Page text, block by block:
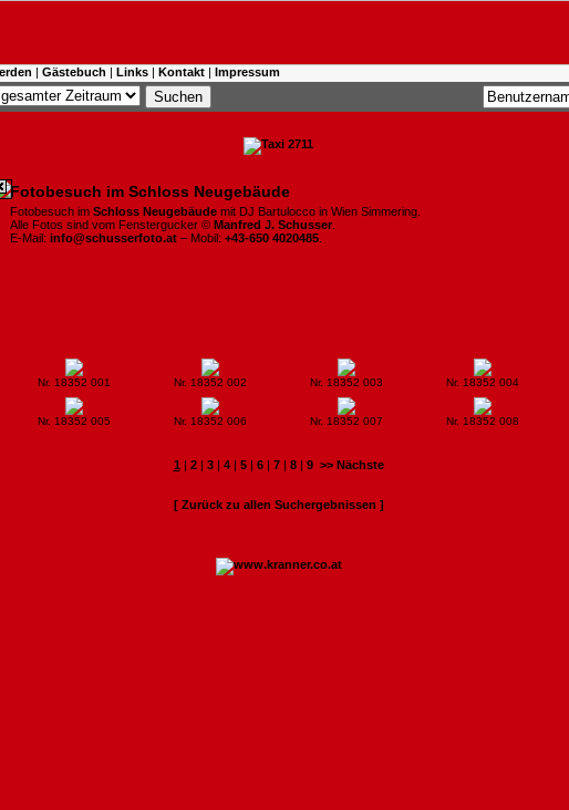
| Gästebuch | Links | Kontakt | Impressum
Fotobesuch im Schloss Neugebäude
Fotobesuch im Schloss Neugebäude mit DJ Bartulocco in Wien Simmering.
Alle Fotos sind vom Fenstergucker © Manfred J. Schusser
E-Mail: info@schusserfoto.at – Mobil: +43-650 4020485
Nr. 18352 001 Nr. 18352 002 Nr. 18352 003 Nr. 18352 004
Nr. 18352 005 Nr. 18352 006 Nr. 18352 007 Nr. 18352 008
1 | 2| 3| 4| 5| 6| 7| 8| 9 >> Nächste
[ Zurück zu allen Suchergebnissen ]